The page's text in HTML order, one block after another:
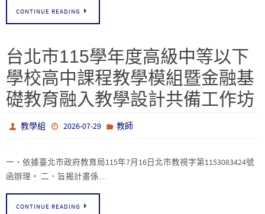
CONTINUE READING
台北市115學年度高級中等以下
學校高中課程教學模組暨金融基
礎教育融入教學設計共備工作坊
教學組 2026-07-29 教師
一、依據臺北市政府教育局115年7月16日北市教視字第1153083424號
函辦理。 二、旨揭計畫係…
CONTINUE READING